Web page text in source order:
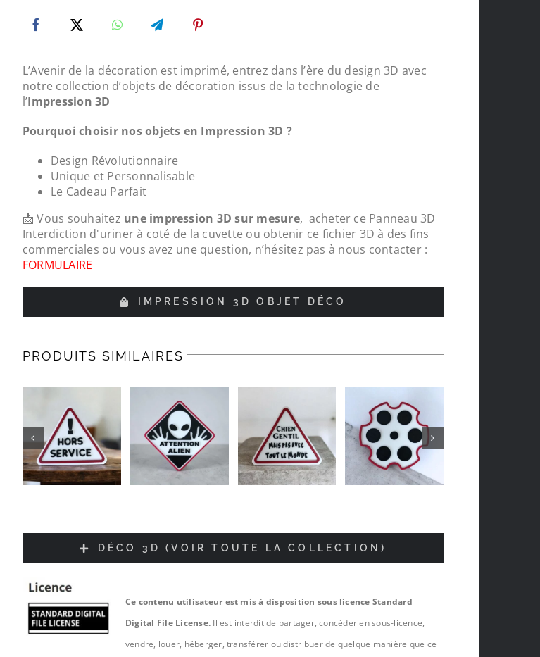
LeMondedu3D
il y a 5 mois
pour le tour de ma carrière, top , très
réalisations
il y a 5 mois
L’Avenir de la décoration est imprimé, entrez dans l’ère du design 3D avec
notre collection d’objets de décoration issus de la technologie de
l’Impression 3D
Pourquoi choisir nos objets en Impression 3D ?
Design Révolutionnaire
Unique et Personnalisable
Le Cadeau Parfait
📩 Vous souhaitez une impression 3D sur mesure, acheter ce Panneau 3D
Interdiction d'uriner à coté de la cuvette ou obtenir ce fichier 3D à des fins
commerciales ou vous avez une question, n’hésitez pas à nous contacter :
FORMULAIRE
IMPRESSION 3D OBJET DÉCO
PRODUITS SIMILAIRES
DÉCO 3D (VOIR TOUTE LA COLLECTION)
Ce contenu utilisateur est mis à disposition sous licence Standard
Digital File License. Il est interdit de partager, concéder en sous-licence,
vendre, louer, héberger, transférer ou distribuer de quelque manière que ce